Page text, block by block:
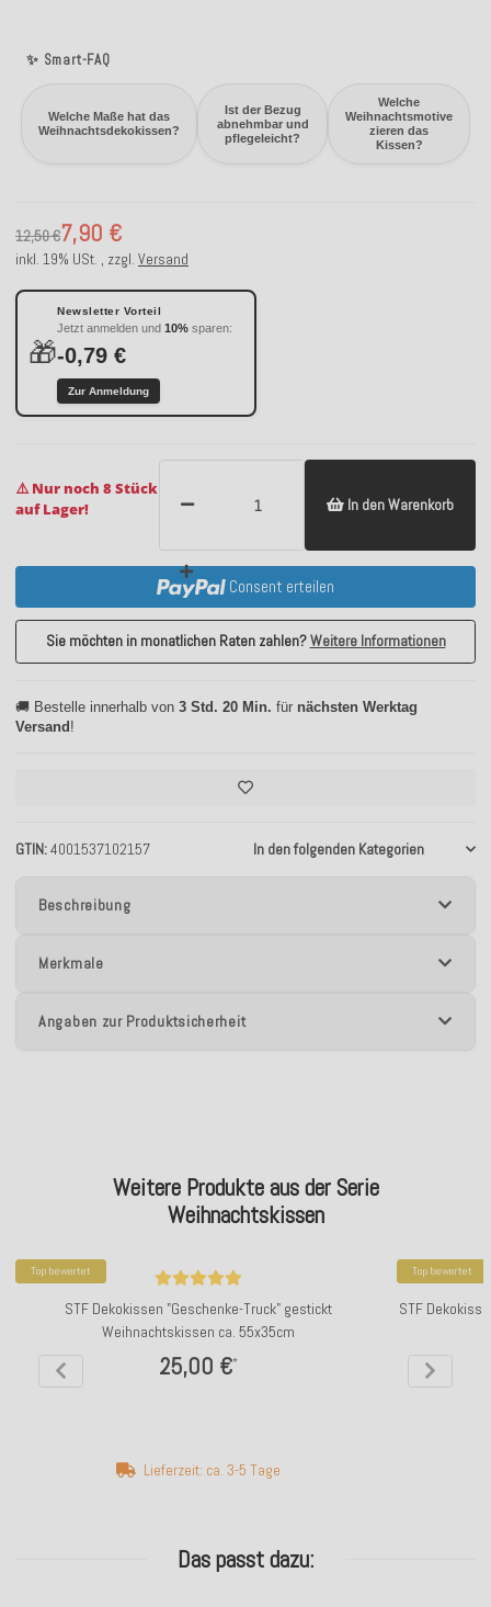
✨ Smart-FAQ
Welche Maße hat das
Weihnachtsdekokissen?
Ist der Bezug
abnehmbar und
pflegeleicht?
Welche
Weihnachtsmotive
zieren das
Kissen?
GTIN 4001537102157 In den folgenden Kategorien
7,90 €
12,50 €
inkl. 19% USt. , zzgl. Versand
🎁
Newsletter Vorteil
Jetzt anmelden und 10% sparen:
-0,79 €
Zur Anmeldung
⚠️ Nur noch 8 Stück
auf Lager!
In den Warenkorb
Consent erteilen
Sie möchten in monatlichen Raten zahlen?Weitere Informationen
🚚 Bestelle innerhalb von 3 Std. 20 Min. für nächsten Werktag
Versand !
Beschreibung
Merkmale
Angaben zur Produktsicherheit
Weitere Produkte aus der Serie
Weihnachtskissen
Top bewertet
STF Dekokissen "Geschenke-Truck" gestickt
Weihnachtskissen ca. 55x35cm
25,00 €*
Lieferzeit: ca. 3-5 Tage
Top bewertet
STF
Das passt dazu: